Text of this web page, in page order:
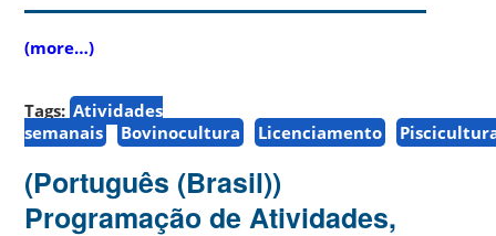
(more…)
Tags: Atividades
semanais
Bovinocultura Licenciamento
(Português (Brasil))
Programação de Atividades,